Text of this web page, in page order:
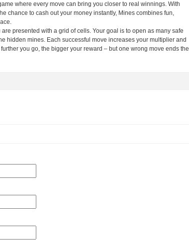
where every move can bring you closer to real winnings. With
chance to cash out your money instantly, Mines combines fun,
presented with a grid of cells. Your goal is to open as many safe
hidden mines. Each successful move increases your multiplier and
you go, the bigger your reward – but one wrong move ends the